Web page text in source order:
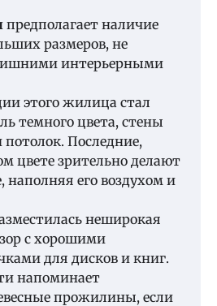
предполагает наличие
размеров, не
интерьерными
этого жилица стал
темного цвета, стены
потолок. Последние,
цвете зрительно делают
его воздухом и
неширокая
с хорошими
для дисков и книг.
напоминает
прожилины, если